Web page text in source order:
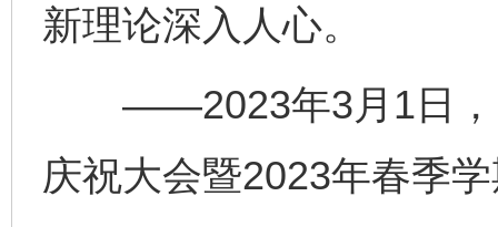
新理论深入人心。
——2023年3月1日，
庆祝大会暨2023年春季